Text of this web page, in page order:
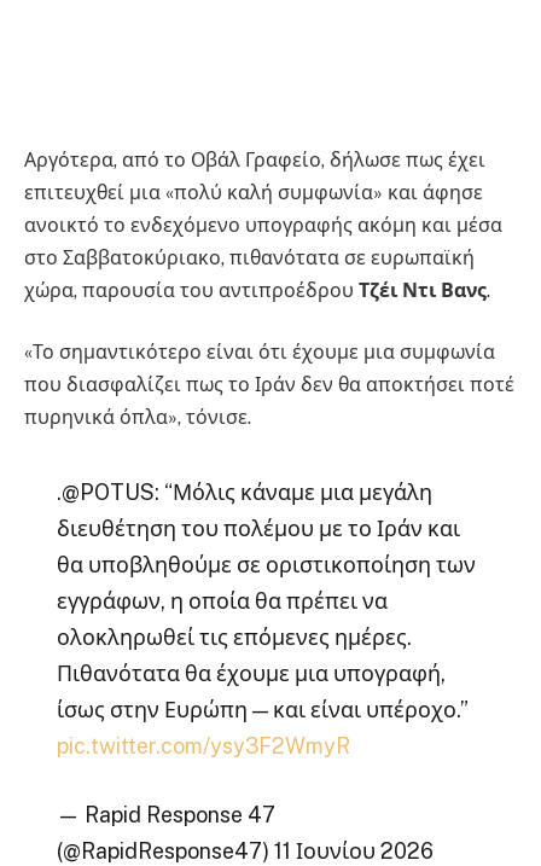
Αργότερα, από το Οβάλ Γραφείο, δήλωσε πως έχει
επιτευχθεί μια «πολύ καλή συμφωνία» και άφησε
ανοικτό το ενδεχόμενο υπογραφής ακόμη και μέσα
στο Σαββατοκύριακο, πιθανότατα σε ευρωπαϊκή
χώρα, παρουσία του αντιπροέδρου Τζέι Ντι Βανς.
«Το σημαντικότερο είναι ότι έχουμε μια συμφωνία
που διασφαλίζει πως το Ιράν δεν θα αποκτήσει ποτέ
πυρηνικά όπλα», τόνισε.
.@POTUS: “Μόλις κάναμε μια μεγάλη
διευθέτηση του πολέμου με το Ιράν και
θα υποβληθούμε σε οριστικοποίηση των
εγγράφων, η οποία θα πρέπει να
ολοκληρωθεί τις επόμενες ημέρες.
Πιθανότατα θα έχουμε μια υπογραφή,
ίσως στην Ευρώπη — και είναι υπέροχο.”
pic.twitter.com/ysy3F2WmyR
— Rapid Response 47
(@RapidResponse47) 11 Ιουνίου 2026